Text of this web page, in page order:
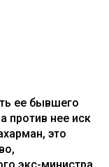
ее бывшего
против нее иск
это
экс-министра